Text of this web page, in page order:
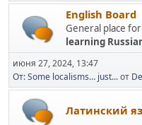
English Board
General place
learning
июня 27, 2024, 13:47
От: Some localisms… just...от
Латинский